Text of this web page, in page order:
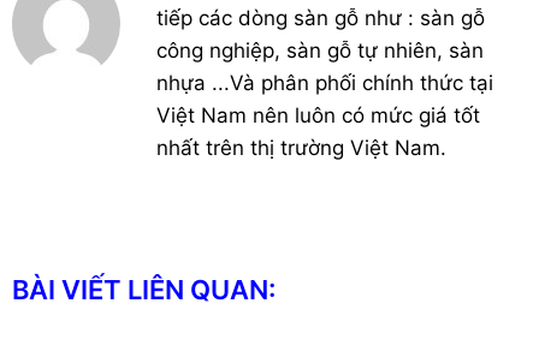
tiếp các dòng sàn gỗ như : sàn gỗ
công nghiệp, sàn gỗ tự nhiên, sàn
nhựa ...Và phân phối chính thức tại
Việt Nam nên luôn có mức giá tốt
nhất trên thị trường Việt Nam.
BÀI VIẾT LIÊN QUAN: